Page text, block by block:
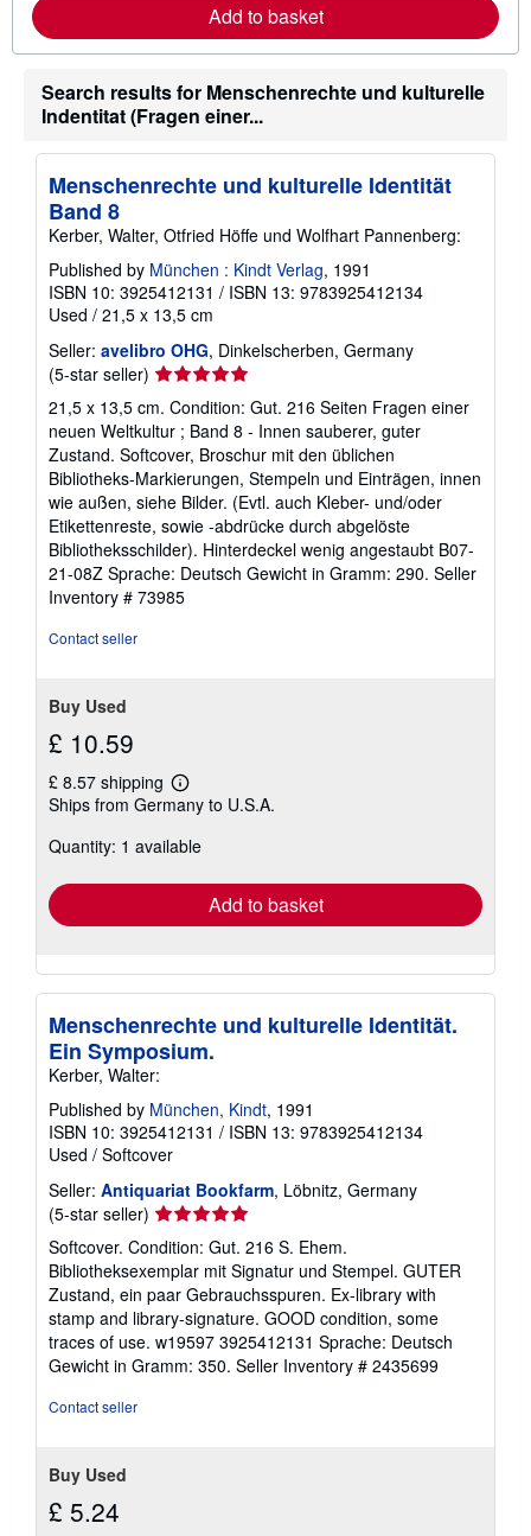
b
o
u
s
i
r
t
e
Add to basket
Search results for Menschenrechte und kulturelle
Indentitat (Fragen einer...
Menschenrechte und kulturelle Identität
Band 8
Kerber, Walter, Otfried Höffe und Wolfhart Pannenberg:
Published by München : Kindt Verlag, 1991
ISBN 10: 3925412131 / ISBN 13: 9783925412134
Used / 21,5 x 13,5 cm
Seller: avelibro OHG, Dinkelscherben, Germany
(5-star seller) Seller
rating
5
out
of
5
stars
21,5 x 13,5 cm. Condition: Gut. 216 Seiten Fragen einer
neuen Weltkultur ; Band 8 - Innen sauberer, guter
Zustand. Softcover, Broschur mit den üblichen
Bibliotheks-Markierungen, Stempeln und Einträgen, innen
wie außen, siehe Bilder. (Evtl. auch Kleber- und/oder
Etikettenreste, sowie -abdrücke durch abgelöste
Bibliotheksschilder). Hinterdeckel wenig angestaubt B07-
21-08Z Sprache: Deutsch Gewicht in Gramm: 290. Seller
Inventory # 73985
Contact seller
Buy Used
£ 10.59
£ 8.57 shipping
Learn
more
shipping
Ships from Germany to U.S.A.
Quantity: 1 available
Add to basket
Menschenrechte und kulturelle Identität.
Ein Symposium.
Kerber, Walter:
Published by München, Kindt, 1991
ISBN 10: 3925412131 / ISBN 13: 9783925412134
Used / Softcover
Seller: Antiquariat Bookfarm, Löbnitz, Germany
(5-star seller) Seller
rating
5
out
of
5
stars
Softcover. Condition: Gut. 216 S. Ehem.
Bibliotheksexemplar mit Signatur und Stempel. GUTER
Zustand, ein paar Gebrauchsspuren. Ex-library with
stamp and library-signature. GOOD condition, some
traces of use. w19597 3925412131 Sprache: Deutsch
Gewicht in Gramm: 350. Seller Inventory # 2435699
Contact seller
Buy Used
£ 5.24